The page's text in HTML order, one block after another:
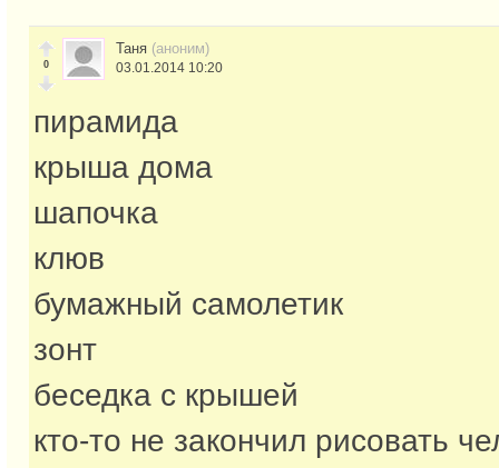
0
Таня (аноним)
03.01.2014 10:20
пирамида
крыша дома
шапочка
клюв
бумажный самолетик
зонт
беседка с крышей
кто-то не закончил рисовать